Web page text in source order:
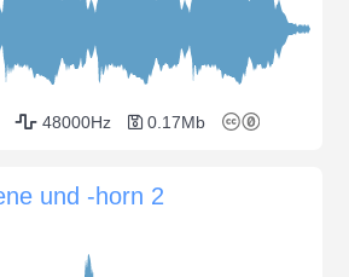
48000Hz 0.17Mb
und -horn 2